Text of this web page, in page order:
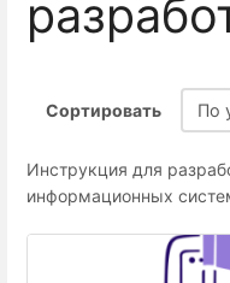
Сортировать По
Инструкция для
информационных